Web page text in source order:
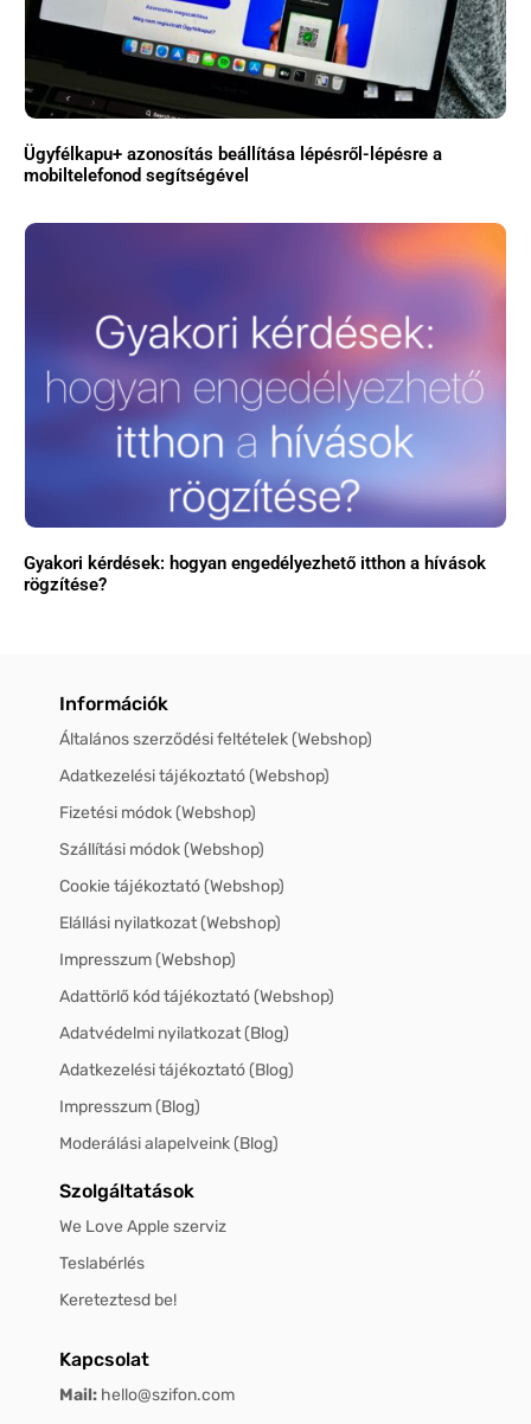
Ügyfélkapu+ azonosítás beállítása lépésről-lépésre a
mobiltelefonod segítségével
Gyakori kérdések: hogyan engedélyezhető itthon a hívások
rögzítése?
Információk
Általános szerződési feltételek (Webshop)
Adatkezelési tájékoztató (Webshop)
Fizetési módok (Webshop)
Szállítási módok (Webshop)
Cookie tájékoztató (Webshop)
Elállási nyilatkozat (Webshop)
Impresszum (Webshop)
Adattörlő kód tájékoztató (Webshop)
Adatvédelmi nyilatkozat (Blog)
Adatkezelési tájékoztató (Blog)
Impresszum (Blog)
Moderálási alapelveink (Blog)
Szolgáltatások
We Love Apple szerviz
Teslabérlés
Kereteztesd be!
Kapcsolat
Mail: hello@szifon.com